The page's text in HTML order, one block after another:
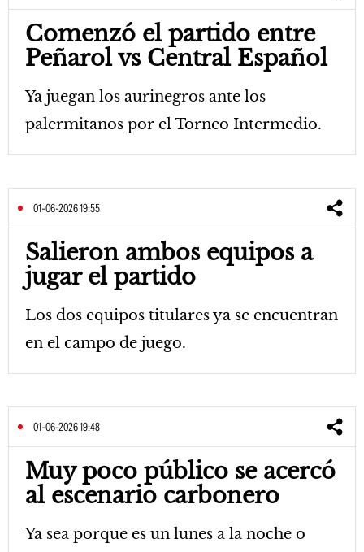
Comenzó el partido entre
Peñarol vs Central Español
Ya juegan los aurinegros ante los
palermitanos por el Torneo Intermedio.
01-06-2026 19:55
Salieron ambos equipos a
jugar el partido
Los dos equipos titulares ya se encuentran
en el campo de juego.
01-06-2026 19:48
Muy poco público se acercó
al escenario carbonero
Ya sea porque es un lunes a la noche o